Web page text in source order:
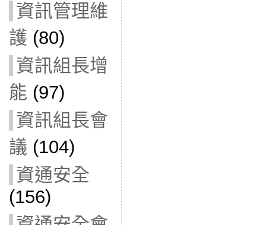
資訊管理維
護 (80)
資訊組長增
能 (97)
資訊組長會
議 (104)
資通安全
(156)